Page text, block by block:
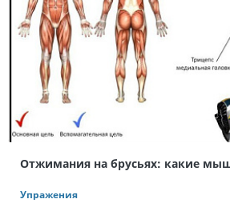
Отжимания на брусьях: какие
Упражения